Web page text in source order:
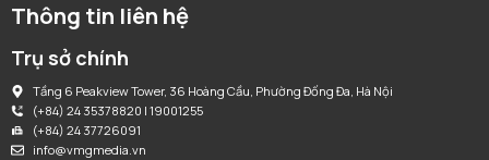
Thông tin liên hệ
Trụ sở chính
Tầng 6 Peakview Tower, 36 Hoàng Cầu, Phường Đống Đa, Hà Nội
(+84) 24 35378820 | 19001255
(+84) 24 37726091
info@vmgmedia.vn